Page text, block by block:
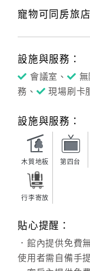
寵物可同房旅店
設施與服務：
會議室、 無
務、
現場刷卡
設施與服務：
木質地板 第四台
行李寄放
貼心提醒：
．館內提供免費
使用者需自備手